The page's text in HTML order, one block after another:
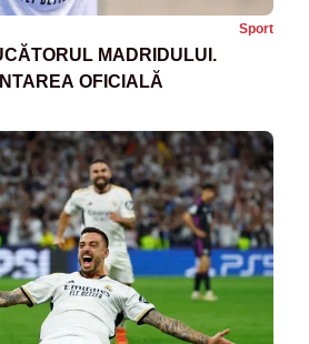
Sport
MADRIDULUI.
OFICIALĂ